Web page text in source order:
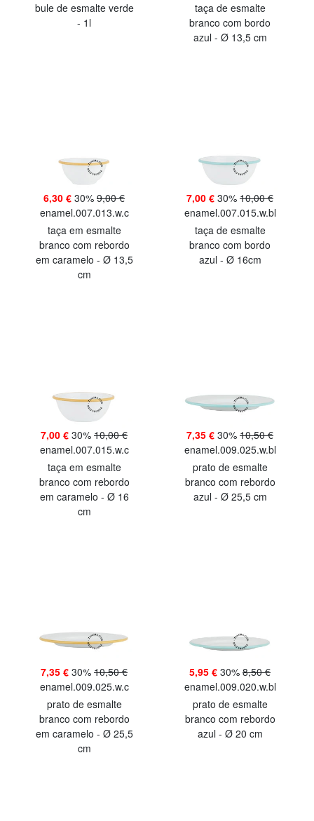
bule de esmalte verde
- 1l
taça de esmalte
branco com bordo
azul - Ø 13,5 cm
6,30 € 30% 9,00 €
enamel.007.013.w.c
taça em esmalte
branco com rebordo
em caramelo - Ø 13,5
cm
7,00 € 30% 10,00 €
enamel.007.015.w.bl
taça de esmalte
branco com bordo
azul - Ø 16cm
7,00 € 30% 10,00 €
enamel.007.015.w.c
taça em esmalte
branco com rebordo
em caramelo - Ø 16
cm
7,35 € 30% 10,50 €
enamel.009.025.w.bl
prato de esmalte
branco com rebordo
azul - Ø 25,5 cm
7,35 € 30% 10,50 €
enamel.009.025.w.c
prato de esmalte
branco com rebordo
em caramelo - Ø 25,5
cm
5,95 € 30% 8,50 €
enamel.009.020.w.bl
prato de esmalte
branco com rebordo
azul - Ø 20 cm